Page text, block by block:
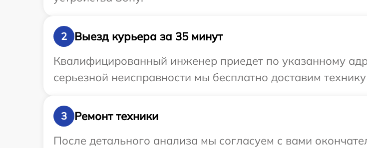
2
Выезд курьера за 35 минут
Квалифицированный инженер приедет по указанному
серьезной неисправности мы бесплатно доставим
3
Ремонт техники
После детального анализа мы согласуем с вами